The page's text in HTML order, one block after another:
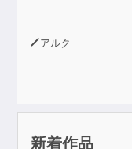
アルク
新着作品